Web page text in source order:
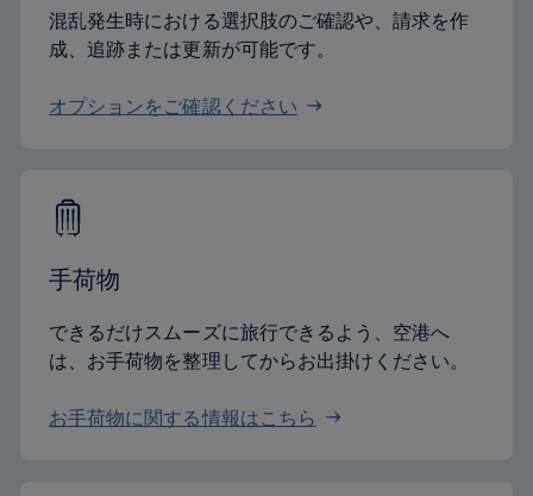
混乱発生時における選択肢のご確認や、請求を作
成、追跡または更新が可能です。
オプションをご確認ください
手荷物
できるだけスムーズに旅行できるよう、空港へ
は、お手荷物を整理してからお出掛けください。
お手荷物に関する情報はこちら